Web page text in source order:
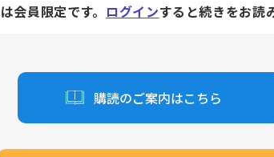
会員限定です。 ログインすると続きをお読
購読のご案内はこちら